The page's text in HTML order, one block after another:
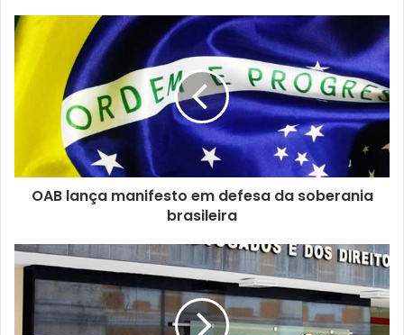
OAB lança manifesto em defesa da soberania
brasileira